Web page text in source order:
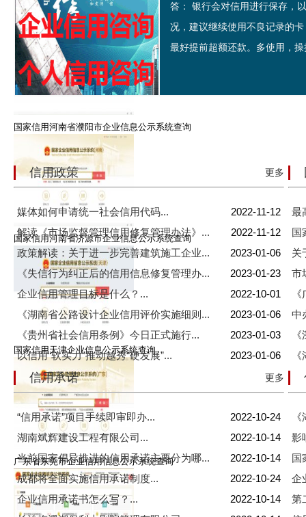
国家信用湖北省宜昌市企业信息公示系统查询
国家信用河南省濮阳市企业信息公示系统查询
国家信用河南省济源市企业信息公示系统查询
国家信用天津企业信息公示系统查询
广东省东莞市企业信用信息公示系统查询
答： 银行会对信用进行保存，
况，建议继续使用不良记录的
最好提前超额还款。多使用，
信用政策 更多
媒体如何申请统一社会信用代码...
2022-11-12
解读《市场监督管理信用修复管理办法》...
2022-11-12
政策解读：关于进一步完善建筑施工企业...
2023-01-06
《失信行为纠正后的信用信息修复管理办...
2023-01-23
企业信用管理目标是什么？...
2022-10-01
《湖南省公路设计企业信用评价实施细则...
2023-01-06
《贵州省社会信用条例》今日正式施行...
2023-01-03
以信用“软实力”推动越秀“硬发展”...
2023-01-06
最
国
关
市
中
信用承诺 更多
“信用承诺”项目手续即审即办...
2022-10-24
湖南斌辉建设工程有限公司...
2022-10-14
当前国家倡导推进的信用承诺主要分为哪...
2022-10-14
成都将全面实施信用承诺制度...
2022-10-24
企业信用承诺书怎么写？...
2022-10-14
影
国
企
第